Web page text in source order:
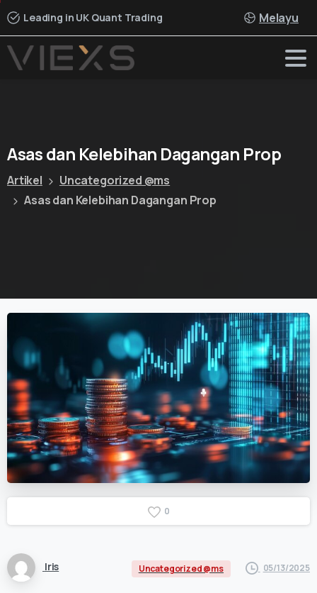
Leading in UK Quant Trading Melayu
Asasdan Kelebihan Dagangan Prop
Artikel
Uncategorized @ms
Asas dan Kelebihan Dagangan Prop
0
Iris Uncategorized @ms 05/13/2025